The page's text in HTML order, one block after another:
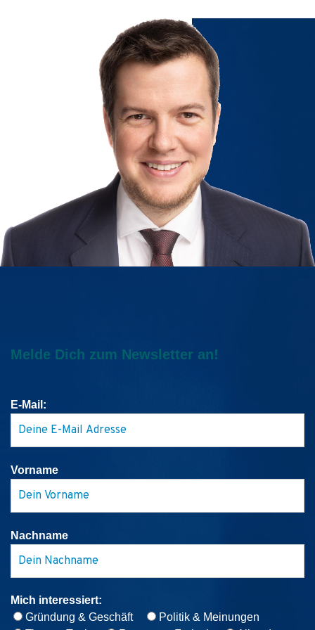
Melde Dich zum Newsletter an!
E-Mail:
Vorname
Nachname
Mich interessiert:
Gründung & Geschäft
Politik & Meinungen